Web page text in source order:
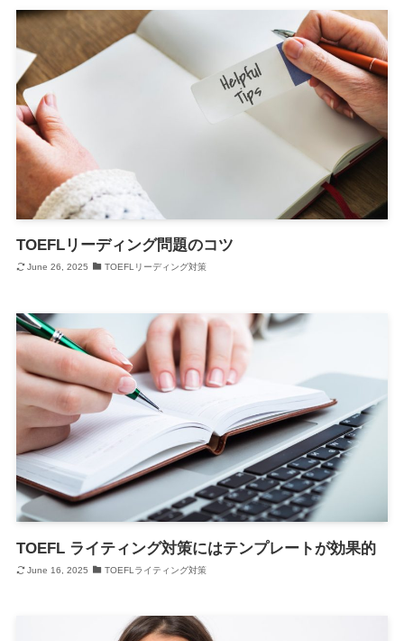
TOEFLリーディング問題のコツ
June 26, 2025 TOEFLリーディング対策
TOEFL ライティング対策にはテンプレートが効果的
June 16, 2025 TOEFLライティング対策